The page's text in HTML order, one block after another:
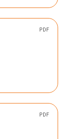
PDF
PDF